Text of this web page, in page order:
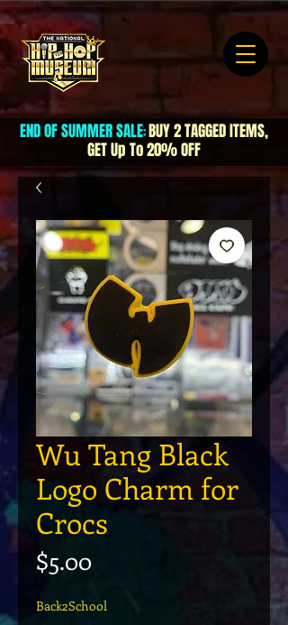
END OF SUMMER SALE:BUY 2 TAGGED ITEMS,
GET Up To 20% OFF
Wu Tang Black
Logo Charm for
Crocs
$5.00मूल्य
Back2School